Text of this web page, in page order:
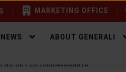
MARKETING OFFICE
ABOUT GENERALI
NO INI PERTIMBANGANNYA